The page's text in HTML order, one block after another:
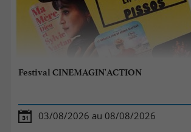
Festival CINEMAGIN'ACTION
03/08/2026 au 08/08/2026